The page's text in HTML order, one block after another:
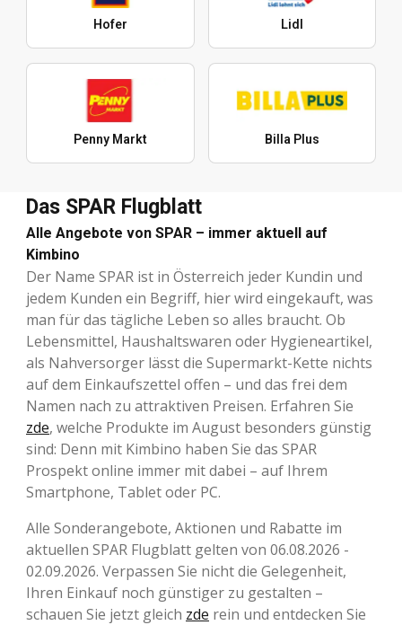
Hofer Lidl
Penny Markt Billa Plus
Das SPAR Flugblatt
Alle Angebote von SPAR – immer aktuell auf
Kimbino
Der Name SPAR ist in Österreich jeder Kundin und
jedem Kunden ein Begriff, hier wird eingekauft, was
man für das tägliche Leben so alles braucht. Ob
Lebensmittel, Haushaltswaren oder Hygieneartikel,
als Nahversorger lässt die Supermarkt-Kette nichts
auf dem Einkaufszettel offen – und das frei dem
Namen nach zu attraktiven Preisen. Erfahren Sie
zde, welche Produkte im August besonders günstig
sind: Denn mit Kimbino haben Sie das SPAR
Prospekt online immer mit dabei – auf Ihrem
Smartphone, Tablet oder PC.
Alle Sonderangebote, Aktionen und Rabatte im
aktuellen SPAR Flugblatt gelten von 06.08.2026 -
02.09.2026. Verpassen Sie nicht die Gelegenheit,
Ihren Einkauf noch günstiger zu gestalten –
schauen Sie jetzt gleich zde rein und entdecken Sie